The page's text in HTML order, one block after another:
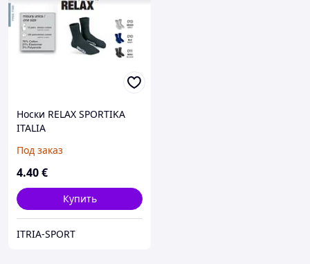
Носки RELAX SPORTIKA
ITALIA
Под заказ
4.40€
Купить
ITRIA-SPORT